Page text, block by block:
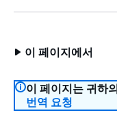
이 페이지에서
이 페이지는 귀하
번역 요청